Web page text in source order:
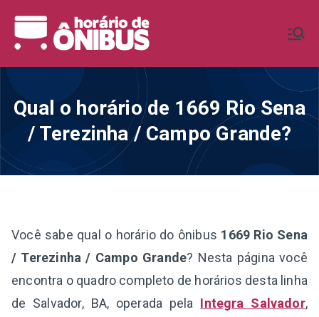
para
Ônibus BR
Horários de Ônibus de todo o
Qual o horário de 1669 Rio Sena
/ Terezinha / Campo Grande?
Você sabe qual o horário do ônibus 1669 Rio Sena
/ Terezinha / Campo Grande? Nesta página você
encontra o quadro completo de horários desta linha
de Salvador, BA, operada pela Integra Salvador,